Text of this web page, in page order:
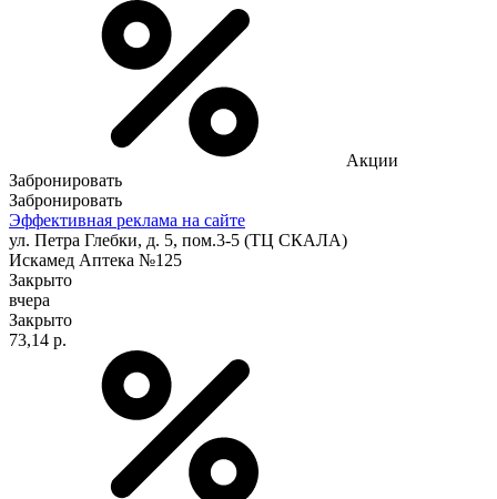
Акции
Забронировать
Забронировать
Эффективная реклама на сайте
ул. Петра Глебки, д. 5, пом.3-5 (ТЦ СКАЛА)
Искамед Аптека №125
Закрыто
вчера
Закрыто
73,14 р.